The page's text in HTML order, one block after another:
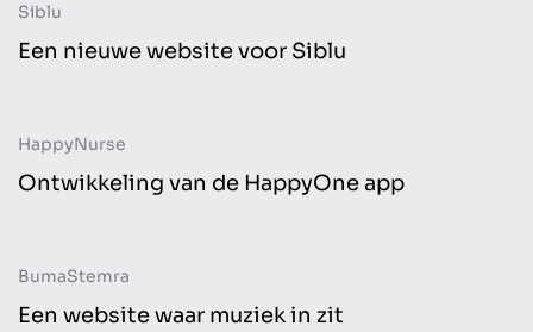
Website
Siblu
Een nieuwe website voor Siblu
Website
HappyNurse
Ontwikkeling van de HappyOne app
Website
BumaStemra
Een website waar muziek in zit